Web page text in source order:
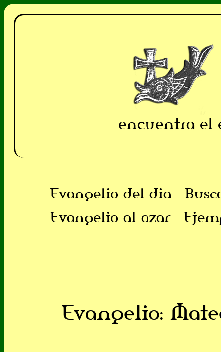
encuentra el
Evangelio del dia
Evangelio al azar
Evangelio: